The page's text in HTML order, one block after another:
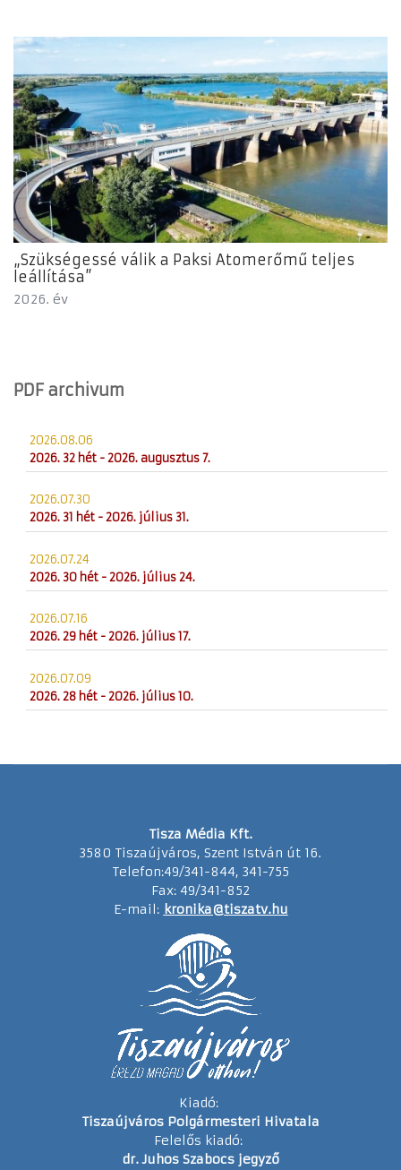
„Szükségessé válik a Paksi Atomerőmű teljes
leállítása”
2026. év
PDF archivum
2026.08.06
2026. 32 hét - 2026. augusztus 7.
2026.07.30
2026. 31 hét - 2026. július 31.
2026.07.24
2026. 30 hét - 2026. július 24.
2026.07.16
2026. 29 hét - 2026. július 17.
2026.07.09
2026. 28 hét - 2026. július 10.
Tisza Média Kft.
3580 Tiszaújváros, Szent István út 16.
Telefon:49/341-844, 341-755
Fax: 49/341-852
E-mail: kronika@tiszatv.hu
Kiadó:
Tiszaújváros Polgármesteri Hivatala
Felelős kiadó:
dr. Juhos Szabocs jegyző